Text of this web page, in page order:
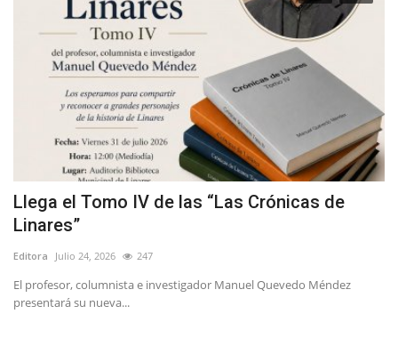
Llega el Tomo IV de las “Las Crónicas de
Linares”
Editora Julio 24, 2026 247
El profesor, columnista e investigador Manuel Quevedo Méndez
presentará su nueva...